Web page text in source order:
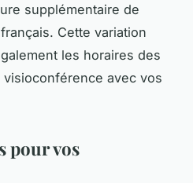
supplémentaire de
Cette variation
les horaires des
avec vos
pour vos